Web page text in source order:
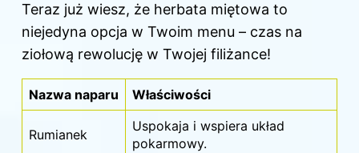
Teraz już wiesz, że herbata miętowa to
niejedyna opcja w Twoim menu – czas na
ziołową rewolucję w Twojej filiżance!
Nazwa naparu Właściwości
Rumianek
Uspokaja i wspiera układ
pokarmowy.